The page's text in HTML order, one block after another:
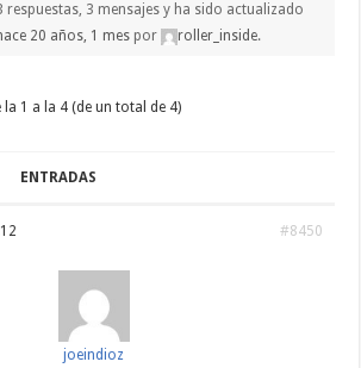
respuestas, 3 mensajes y ha sido actualizado
20 años, 1 mespor roller_inside.
1 a la 4 (de un total de 4)
ENTRADAS
#8450
joeindioz